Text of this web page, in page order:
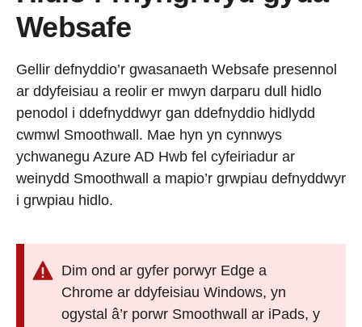
Websafe
Gellir defnyddio’r gwasanaeth Websafe presennol
ar ddyfeisiau a reolir er mwyn darparu dull hidlo
penodol i ddefnyddwyr gan ddefnyddio hidlydd
cwmwl Smoothwall. Mae hyn yn cynnwys
ychwanegu Azure AD Hwb fel cyfeiriadur ar
weinydd Smoothwall a mapio’r grwpiau defnyddwyr
i grwpiau hidlo.
Dim ond ar gyfer porwyr Edge a
Chrome ar ddyfeisiau Windows, yn
ogystal â’r porwr Smoothwall ar iPads, y